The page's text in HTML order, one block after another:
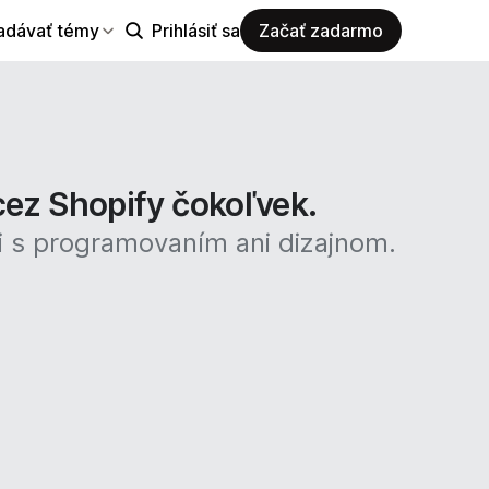
témy Prihlásiť sa Začať zadarmo
Shopify čokoľvek.
programovaním ani dizajnom.